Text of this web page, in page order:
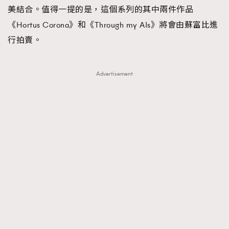
AFrenchMind
DressLikeAParisienne
EmpowerF
美結合。值得一提的是，這個系列的其中兩件作品
《Hortus Corona》和《Through my AIs》將會由蘇富比進
行拍賣。
Advertisement